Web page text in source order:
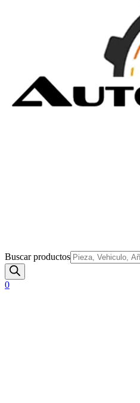
Buscar productos
0